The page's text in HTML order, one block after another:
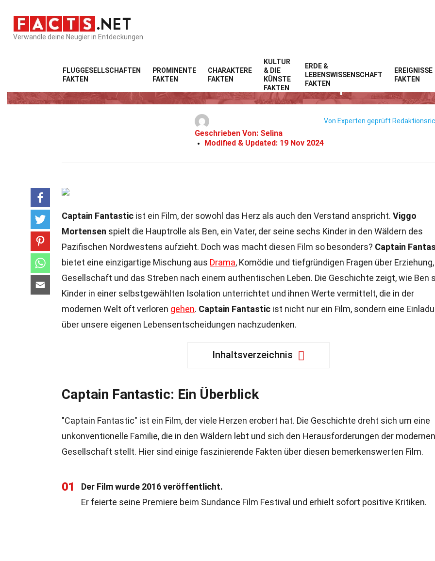
Verwandle deine Neugier in Entdeckungen
FLUGGESELLSCHAFTEN
FAKTEN
PROMINENTE
FAKTEN
CHARAKTERE
FAKTEN
KULTUR
& DIE
KÜNSTE
FAKTEN
ERDE &
LEBENSWISSENSCHAFT
FAKTEN
EREIGNISSE
FAKTEN
Home Film
38 Fakten Über Captain
Geschrieben Von: Selina
Modified & Updated: 19 Nov 2024
Von Experten geprüft
Captain Fantastic ist ein Film, der sowohl das Herz als auch den Verstand anspricht. Viggo
Mortensen spielt die Hauptrolle als Ben, ein Vater, der seine sechs Kinder in den Wäldern des
Pazifischen Nordwestens aufzieht. Doch was macht diesen Film so besonders? Captain
bietet eine einzigartige Mischung aus Drama, Komödie und tiefgründigen Fragen über Erziehung,
Gesellschaft und das Streben nach einem authentischen Leben. Die Geschichte zeigt, wie Ben
Kinder in einer selbstgewählten Isolation unterrichtet und ihnen Werte vermittelt, die in der
modernen Welt oft verloren gehen. Captain Fantastic ist nicht nur ein Film, sondern eine
über unsere eigenen Lebensentscheidungen nachzudenken.
Inhaltsverzeichnis
Captain Fantastic: Ein Überblick
"Captain Fantastic" ist ein Film, der viele Herzen erobert hat. Die Geschichte dreht sich um eine
unkonventionelle Familie, die in den Wäldern lebt und sich den Herausforderungen der modernen
Gesellschaft stellt. Hier sind einige faszinierende Fakten über diesen bemerkenswerten Film.
01
Der Film wurde 2016 veröffentlicht.
Er feierte seine Premiere beim Sundance Film Festival und erhielt sofort positive Kritiken.